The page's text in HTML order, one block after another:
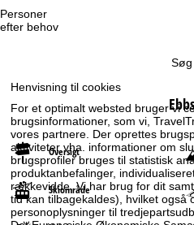
Henvisning til cookies
For et optimalt websted bruger vi
brugsinformationer, som vi,
vores partnere. Der oprettes
aktiviteter vha. informationer om
brugsprofiler bruges til statistisk
produktanbefalinger,
rækkevidde. Vi har brug for dit
tid kan tilbagekaldes), hvilket også
personoplysninger til
Personer
efter behov
Søg
Oversigt
Skiområde